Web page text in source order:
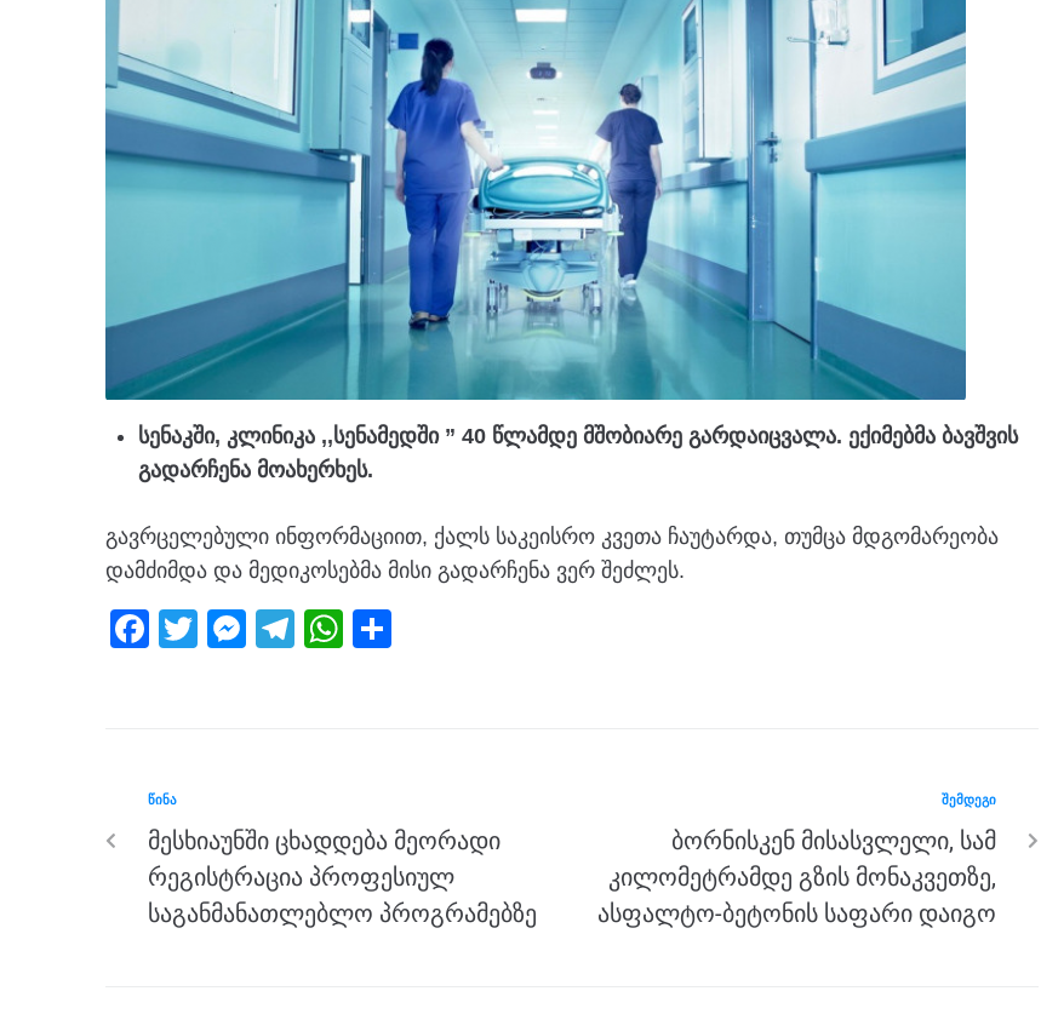
სენაკში, კლინიკა ,,სენამედში ” 40 წლამდე მშობიარე გარდაიცვალა. ექიმებმა ბავშვის
გადარჩენა მოახერხეს.
გავრცელებული ინფორმაციით, ქალს საკეისრო კვეთა ჩაუტარდა, თუმცა მდგომარეობა
დამძიმდა და მედიკოსებმა მისი გადარჩენა ვერ შეძლეს.
F
b
o
o
k
T
M
g
er
T
W
p
ᲬᲘᲜᲐ
მესხიაუნში ცხადდება მეორადი
რეგისტრაცია პროფესიულ
საგანმანათლებლო პროგრამებზე
ᲨᲔᲛᲓᲔᲒᲘ
ბორნისკენ მისასვლელი, სამ
კილომეტრამდე გზის მონაკვეთზე,
ასფალტო-ბეტონის საფარი დაიგო